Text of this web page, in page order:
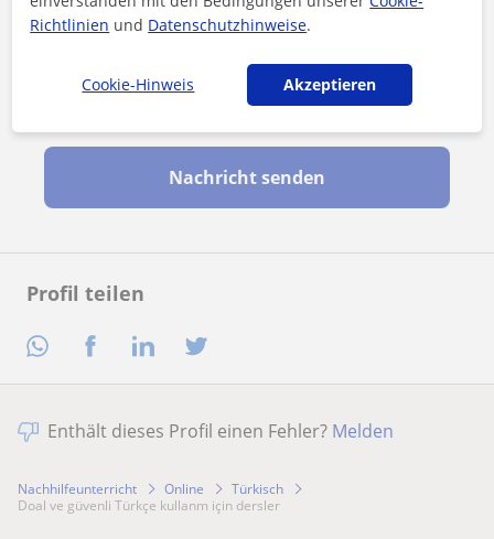
Profil teilen
Durch Klicken auf eine der beiden Schaltflächen stimmen Sie
Nachricht senden
Enthält dieses Profil einen Fehler? Melden
Nachhilfeunterricht Online
Türkisch
Doal ve güvenli Türkçe kullanm için dersler
Richtlinien und Datenschutzhinweise.
Cookie-Hinweis Akzeptieren